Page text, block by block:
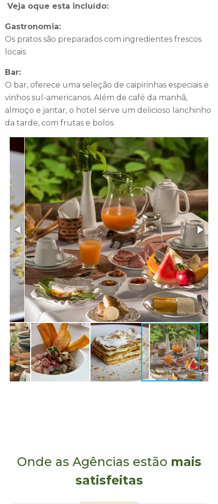
Veja oque esta incluído:
Gastronomia:
Os pratos são preparados com ingredientes frescos
locais
Bar:
O bar, oferece uma seleção de caipirinhas especiais e
vinhos sul-americanos. Além de café da manhã,
almoço e jantar, o hotel serve um delicioso lanchinho
da tarde, com frutas e bolos.
Onde as Agências estão mais
satisfeitas